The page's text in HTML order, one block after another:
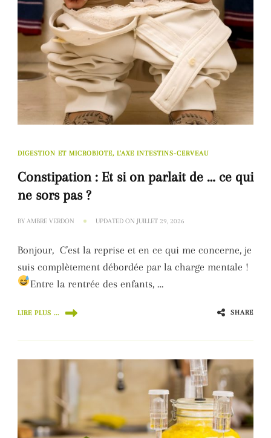
DIGESTION ET MICROBIOTE, L'AXE INTESTINS-CERVEAU
Constipation : Et si on parlait de … ce qui
ne sors pas ?
BY AMBRE VERDON UPDATED ON JUILLET 29, 2026
Bonjour, C’est la reprise et en ce qui me concerne, je
suis complètement débordée par la charge mentale !
Entre la rentrée des enfants, …
LIRE PLUS ... SHARE